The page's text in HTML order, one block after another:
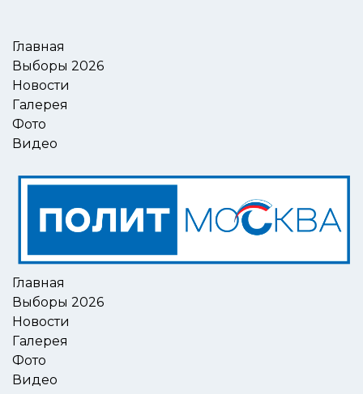
Главная
Выборы 2026
Новости
Галерея
Фото
Видео
Главная
Выборы 2026
Новости
Галерея
Фото
Видео